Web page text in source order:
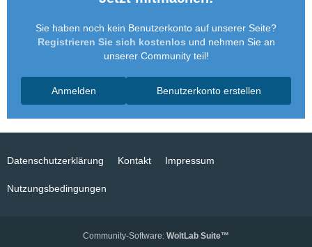
Sie haben noch kein Benutzerkonto auf unserer Seite?
Registrieren Sie sich kostenlos und nehmen Sie an
unserer Community teil!
Benutzerkonto erstellen
Anmelden
Datenschutzerklärung Kontakt Impressum
Nutzungsbedingungen
Community-Software: WoltLab Suite™